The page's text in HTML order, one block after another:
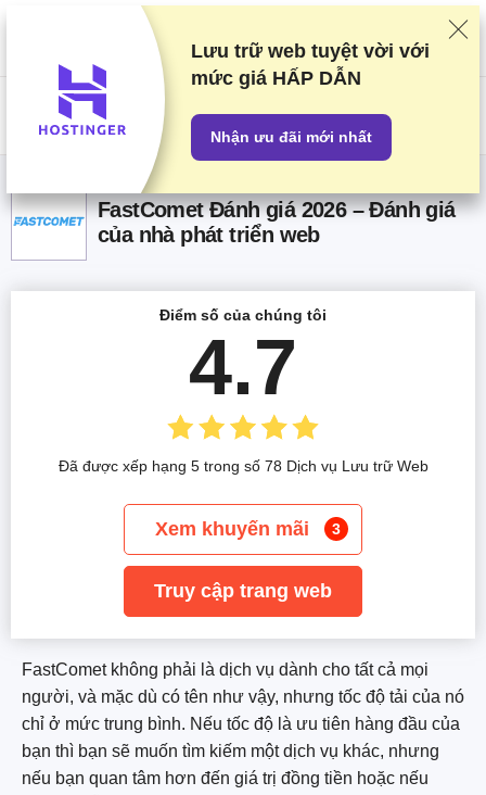
Chúng tôi xếp hạng các nhà cung cấp dựa trên thử nghiệm và nghiên
cứu khắt khe, nhưng cũng cân nhắc phản hồi của bạn và các thỏa thuận
thương mại của chúng tôi với các nhà cung cấp. Trang này chứa các
đường dẫn liên kết.
Tiết lộ Quảng cáo
US$
FastComet Đánh giá 2026 – Đánh giá
của nhà phát triển web
FastComet không phải là dịch vụ dành cho tất cả mọi
người, và mặc dù có tên như vậy, nhưng tốc độ tải của nó
chỉ ở mức trung bình. Nếu tốc độ là ưu tiên hàng đầu của
bạn thì bạn sẽ muốn tìm kiếm một dịch vụ khác, nhưng
nếu bạn quan tâm hơn đến giá trị đồng tiền hoặc nếu
Điểm số của chúng tôi
4.7
Đã được xếp hạng 5 trong số 78 Dịch vụ Lưu trữ Web
Xem khuyến mãi 3
Truy cập trang web
Lưu trữ web tuyệt vời với
mức giá HẤP DẪN
Nhận ưu đãi mới nhất